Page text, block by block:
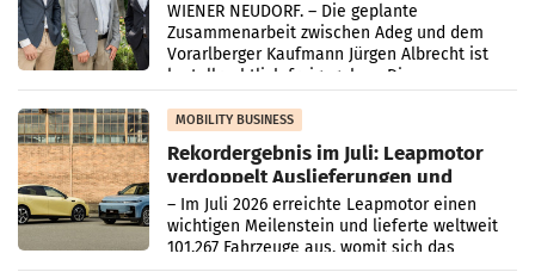
WIENER NEUDORF. – Die geplante
Zusammenarbeit zwischen Adeg und dem
Vorarlberger Kaufmann Jürgen Albrecht ist
kartellrechtlich freigegeben: Die
Bundeswettbewerbsbehörde und der
Bundeskartellanwalt
MOBILITY BUSINESS
Rekordergebnis im Juli: Leapmotor
verdoppelt Auslieferungen und
überschreitet die 100.000er-Marke
– Im Juli 2026 erreichte Leapmotor einen
wichtigen Meilenstein und lieferte weltweit
101.267 Fahrzeuge aus, womit sich das